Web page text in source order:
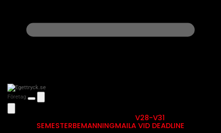
Företag
SEMESTERBEMANNING
V28-V31
MAILA VID DEADLINE